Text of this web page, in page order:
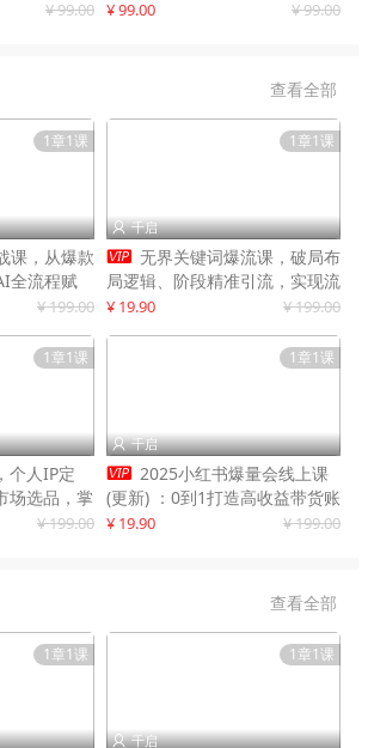
¥ 99.00 ¥ 99.00 ¥ 99.00
查看全部
1章1课
课，从爆款
全流程赋
节省内容成
¥ 199.00
1章1课
 千启
 无界关键词爆流课，破局布
局逻辑、阶段精准引流，实现流
量翻倍，店铺业绩增长50%+
¥ 19.90 ¥ 199.00
1章1课
个人IP定
场选品，掌
入1万美金
¥ 199.00
1章1课
 千启
 2025小红书爆量会线上课
(更新) ：0到1打造高收益带货账
号，靠小红书带货年入100w？
¥ 19.90 ¥ 199.00
查看全部
1章1课 1章1课
 千启